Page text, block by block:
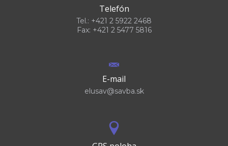
Telefón
Tel.: +421 2 5922 2468
Fax: +421 2 5477 5816
E-mail
elusav@savba.sk